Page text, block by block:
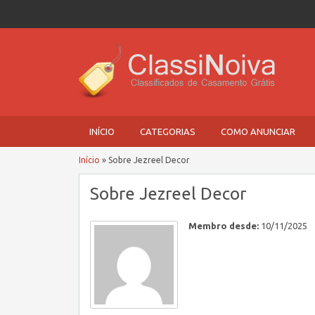
INÍCIO CATEGORIAS COMO ANUNCIAR
Início » Sobre Jezreel Decor
Sobre Jezreel Decor
Membro desde: 10/11/2025